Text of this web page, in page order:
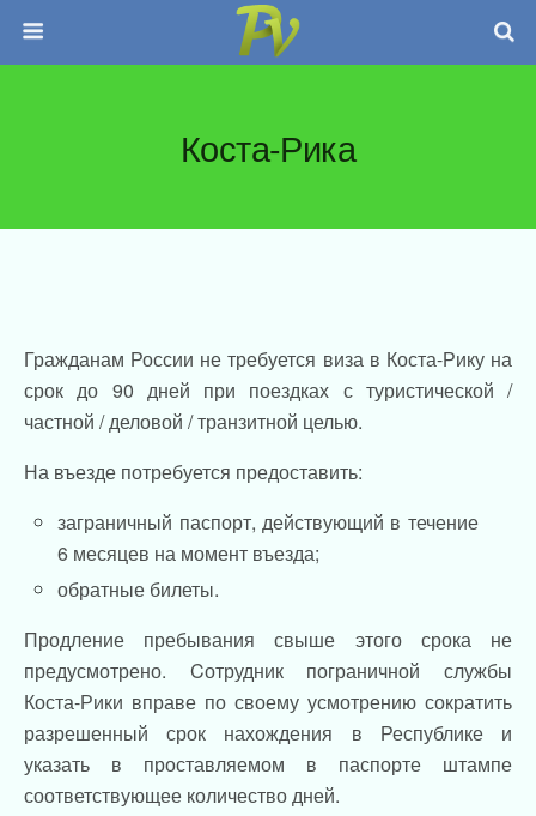
Коста-Рика
Гражданам России не требуется виза в Коста-Рику на
срок до 90 дней при поездках с туристической /
частной / деловой / транзитной целью.
На въезде потребуется предоставить:
заграничный паспорт, действующий в течение
6 месяцев на момент въезда;
обратные билеты.
Продление пребывания свыше этого срока не
предусмотрено. Cотрудник пограничной службы
Коста-Рики вправе по своему усмотрению сократить
разрешенный срок нахождения в Республике и
указать в проставляемом в паспорте штампе
соответствующее количество дней.